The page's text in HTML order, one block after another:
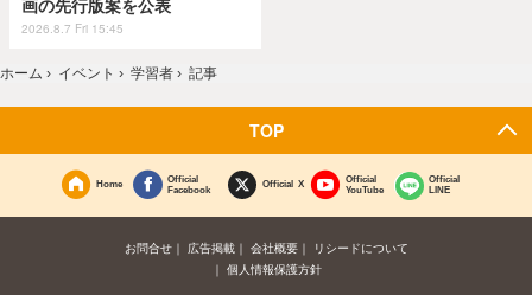
画の先行版案を公表
2026.8.7 Fri 15:45
ホーム › イベント › 学習者 › 記事
TOP
Home
Official
Facebook
Official X
Official
YouTube
Official
LINE
お問合せ 広告掲載 会社概要
リシードについて
個人情報保護方針